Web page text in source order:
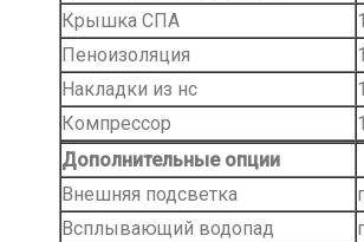
Крышка СПА
1
Пеноизоляция
1
Накладки из нс
1
Компрессор
1
Дополнительные опции
Внешняя подсветка
Всплывающий водопад